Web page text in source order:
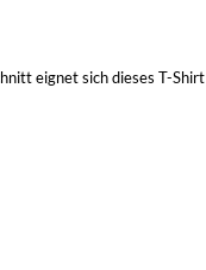
eignet sich dieses T-Shirt